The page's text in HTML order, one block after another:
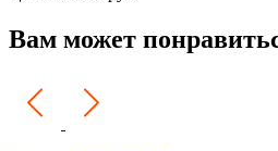
Вам может